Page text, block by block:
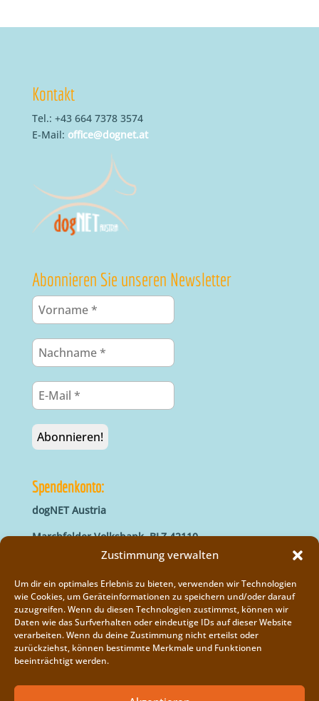
Zustimmung verwalten
Um dir ein optimales Erlebnis zu bieten, verwenden wir Technologien
wie Cookies, um Geräteinformationen zu speichern und/oder darauf
zuzugreifen. Wenn du diesen Technologien zustimmst, können wir
Daten wie das Surfverhalten oder eindeutige IDs auf dieser Website
verarbeiten. Wenn du deine Zustimmung nicht erteilst oder
zurückziehst, können bestimmte Merkmale und Funktionen
beeinträchtigt werden.
Kontakt
Tel.: +43 664 7378 3574
E-Mail: office@dognet.at
Abonnieren Sie unseren Newsletter
Spendenkonto:
dogNET Austria
Marchfelder Volksbank, BLZ 42110
IBAN: AT66 4211 0421 5000 0000